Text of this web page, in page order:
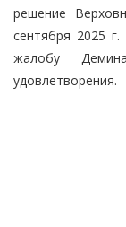
решение
сентября 2025
жалобу
удовлетворения.